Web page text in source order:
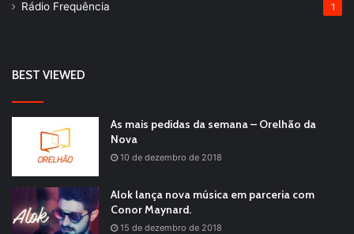
Rádio Frequência 1
BEST VIEWED
As mais pedidas da semana – Orelhão da
Nova
10 de dezembro de 2018
Alok lança nova música em parceria com
Conor Maynard.
15 de dezembro de 2018